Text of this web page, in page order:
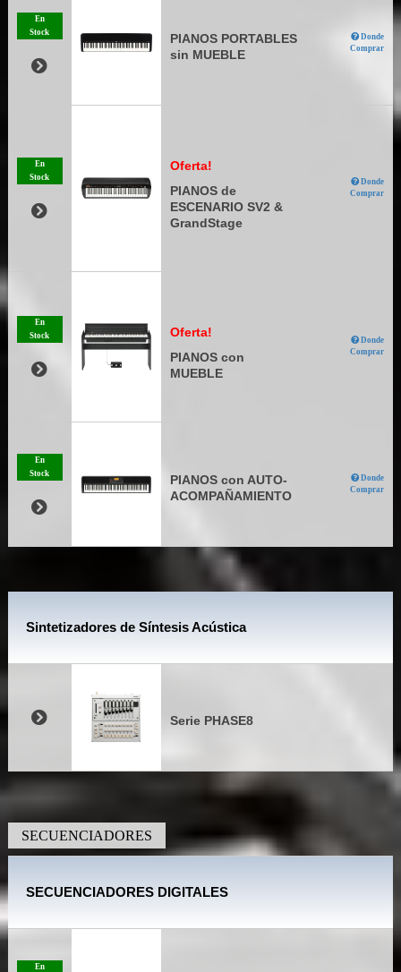
En
Stock
PIANOS PORTABLES
sin MUEBLE
Donde
Comprar
En
Stock
Oferta!
PIANOS de
ESCENARIO SV2 &
GrandStage
Donde
Comprar
En
Stock
Oferta!
PIANOS con
MUEBLE
Donde
Comprar
En
Stock
PIANOS con AUTO-
ACOMPAÑAMIENTO
Donde
Comprar
Sintetizadores de Síntesis Acústica
Serie PHASE8
SECUENCIADORES
SECUENCIADORES DIGITALES
En